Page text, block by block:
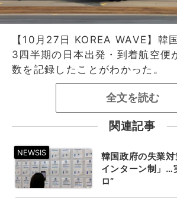
【10月27日 KOREA WAVE】韓
3四半期の日本出発・到着航空便
数を記録したことがわかった。
全文を読む
関連記事
韓国政府の失業
インターン制」…
ロ”